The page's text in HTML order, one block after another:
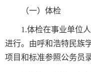
（一）体检
1.体检在事业单位
进行。由呼和浩特民族
项目和标准参照公务员